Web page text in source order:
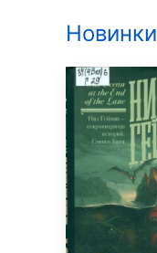
Новинки